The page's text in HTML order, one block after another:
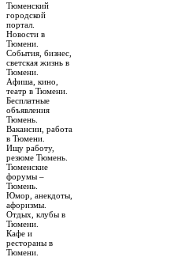
Тюменский
городской
портал.
Новости в
Тюмени.
События, бизнес,
светская жизнь в
Тюмени.
Афиша, кино,
театр в Тюмени.
Бесплатные
объявления
Тюмень.
Вакансии, работа
в Тюмени.
Ищу работу,
резюме Тюмень.
Тюменские
форумы –
Тюмень.
Юмор, анекдоты,
афоризмы.
Отдых, клубы в
Тюмени.
Кафе и
рестораны в
Тюмени.